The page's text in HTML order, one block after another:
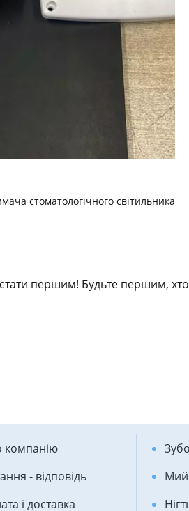
стоматологічного світильника
першим! Будьте першим,
компанію
- відповідь
і доставка